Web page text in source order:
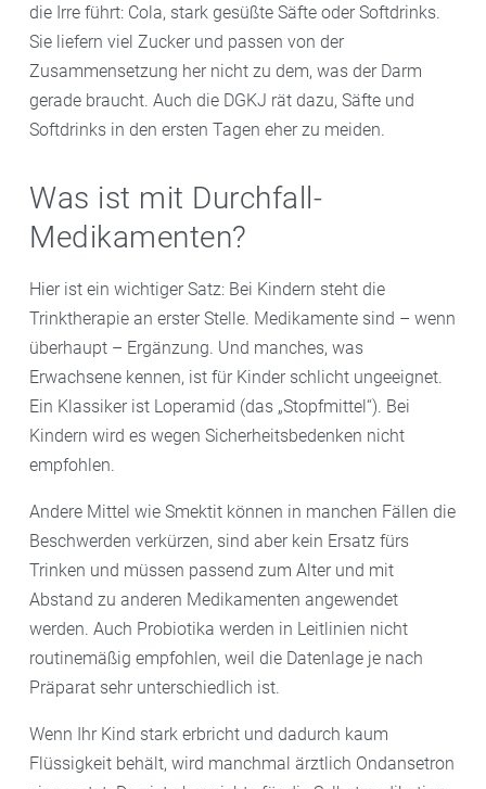
die Irre führt: Cola, stark gesüßte Säfte oder Softdrinks.
Sie liefern viel Zucker und passen von der
Zusammensetzung her nicht zu dem, was der Darm
gerade braucht. Auch die DGKJ rät dazu, Säfte und
Softdrinks in den ersten Tagen eher zu meiden.
Was ist mit Durchfall-
Medikamenten?
Hier ist ein wichtiger Satz: Bei Kindern steht die
Trinktherapie an erster Stelle. Medikamente sind – wenn
überhaupt – Ergänzung. Und manches, was
Erwachsene kennen, ist für Kinder schlicht ungeeignet.
Ein Klassiker ist Loperamid (das „Stopfmittel“). Bei
Kindern wird es wegen Sicherheitsbedenken nicht
empfohlen.
Andere Mittel wie Smektit können in manchen Fällen die
Beschwerden verkürzen, sind aber kein Ersatz fürs
Trinken und müssen passend zum Alter und mit
Abstand zu anderen Medikamenten angewendet
werden. Auch Probiotika werden in Leitlinien nicht
routinemäßig empfohlen, weil die Datenlage je nach
Präparat sehr unterschiedlich ist.
Wenn Ihr Kind stark erbricht und dadurch kaum
Flüssigkeit behält, wird manchmal ärztlich Ondansetron